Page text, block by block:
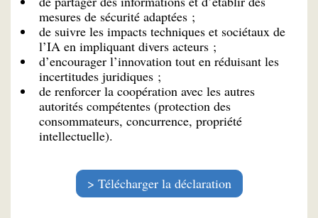
mesures de sécurité adaptées ;
de suivre les impacts techniques et sociétaux de
l’IA en impliquant divers acteurs ;
d’encourager l’innovation tout en réduisant les
incertitudes juridiques ;
de renforcer la coopération avec les autres
autorités compétentes (protection des
consommateurs, concurrence, propriété
intellectuelle).
Télécharger la déclaration